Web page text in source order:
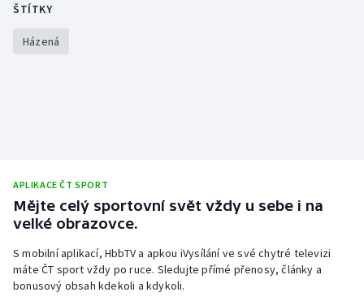
ŠTÍTKY
Házená
APLIKACE ČT SPORT
Mějte celý sportovní svět vždy u sebe i na
velké obrazovce.
S mobilní aplikací, HbbTV a apkou iVysílání ve své chytré televizi
máte ČT sport vždy po ruce. Sledujte přímé přenosy, články a
bonusový obsah kdekoli a kdykoli.